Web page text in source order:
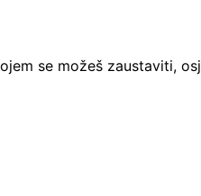
se možeš zaustaviti,